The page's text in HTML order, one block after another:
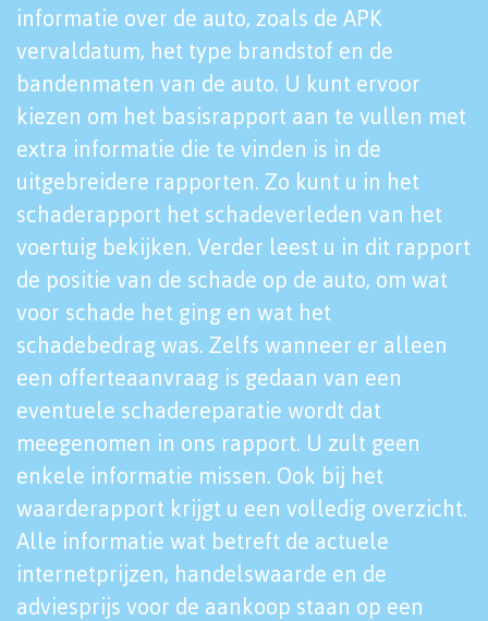
informatie over de auto, zoals de APK
vervaldatum, het type brandstof en de
bandenmaten van de auto. U kunt ervoor
kiezen om het basisrapport aan te vullen met
extra informatie die te vinden is in de
uitgebreidere rapporten. Zo kunt u in het
schaderapport het schadeverleden van het
voertuig bekijken. Verder leest u in dit rapport
de positie van de schade op de auto, om wat
voor schade het ging en wat het
schadebedrag was. Zelfs wanneer er alleen
een offerteaanvraag is gedaan van een
eventuele schadereparatie wordt dat
meegenomen in ons rapport. U zult geen
enkele informatie missen. Ook bij het
waarderapport krijgt u een volledig overzicht.
Alle informatie wat betreft de actuele
internetprijzen, handelswaarde en de
adviesprijs voor de aankoop staan op een